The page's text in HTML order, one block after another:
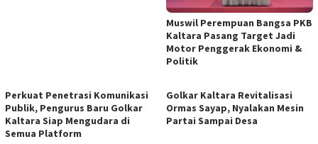
Muswil Perempuan Bangsa PKB
Kaltara Pasang Target Jadi
Motor Penggerak Ekonomi &
Politik
Perkuat Penetrasi Komunikasi
Publik, Pengurus Baru Golkar
Kaltara Siap Mengudara di
Semua Platform
Golkar Kaltara Revitalisasi
Ormas Sayap, Nyalakan Mesin
Partai Sampai Desa